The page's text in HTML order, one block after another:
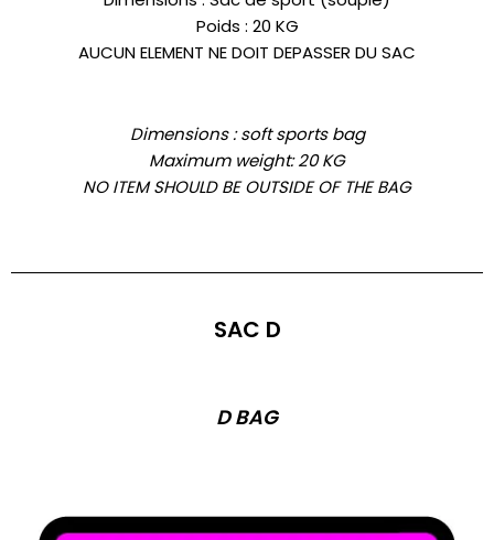
Poids : 20 KG
AUCUN ELEMENT NE DOIT DEPASSER DU SAC
Dimensions :soft sports bag
Maximum weight: 20 KG
NO ITEM SHOULD BE OUTSIDE OF THE BAG
SAC D
D BAG